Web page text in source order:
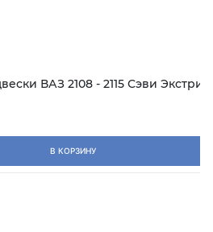
ВАЗ 2108 - 2115 Сэви
В КОРЗИНУ